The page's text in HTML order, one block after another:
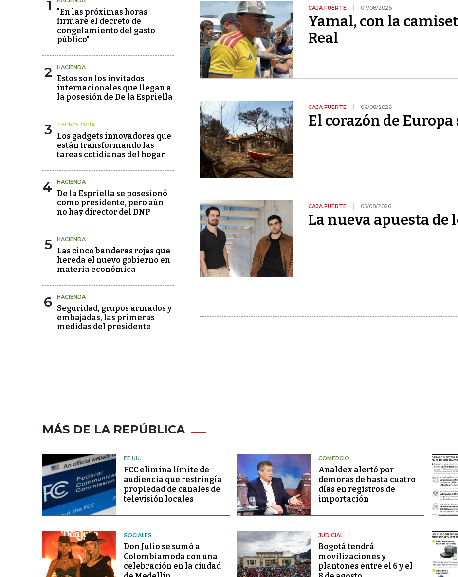
1
"En las próximas horas
firmaré el decreto de
congelamiento del gasto
público"
2 HACIENDA
Estos son los invitados
internacionales que llegan a
la posesión de De la Espriella
3 TECNOLOGÍA
Los gadgets innovadores que
están transformando las
tareas cotidianas del hogar
4 HACIENDA
De la Espriella se posesionó
como presidente, pero aún
no hay director del DNP
5 HACIENDA
Las cinco banderas rojas que
hereda el nuevo gobierno en
materia económica
6 HACIENDA
Seguridad, grupos armados y
embajadas, las primeras
medidas del presidente
CAJA FUERTE 07/08/2026
Yamal, con la
Real
CAJA FUERTE 06/08/2026
El corazón de Europa
CAJA FUERTE 05/08/2026
La nueva apuesta de
MÁS DE LA REPÚBLICA
EE.UU.
FCC elimina límite de
audiencia que restringía
propiedad de canales de
televisión locales
COMERCIO
Analdex alertó por
demoras de hasta cuatro
días en registros de
importación
SOCIALES
Don Julio se sumó a
Colombiamoda con una
celebración en la ciudad
JUDICIAL
Bogotá tendrá
movilizaciones y
plantones entre el 6 y el